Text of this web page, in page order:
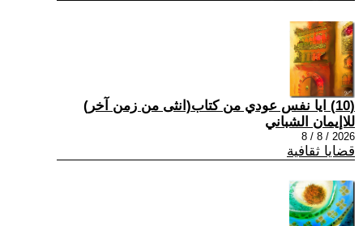
(10) ايا نفس عودي من كتاب(انثى من زمن آخر)
للاإيمان الشباني
2026 / 8 / 8
قضايا ثقافية